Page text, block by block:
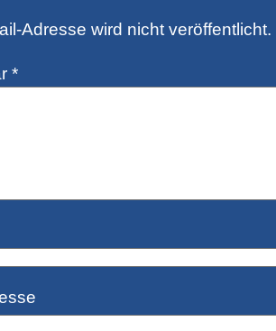
Adresse wird nicht veröffentlicht.
*